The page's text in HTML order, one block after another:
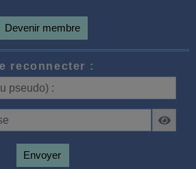
Devenir membre
reconnecter :
Envoyer